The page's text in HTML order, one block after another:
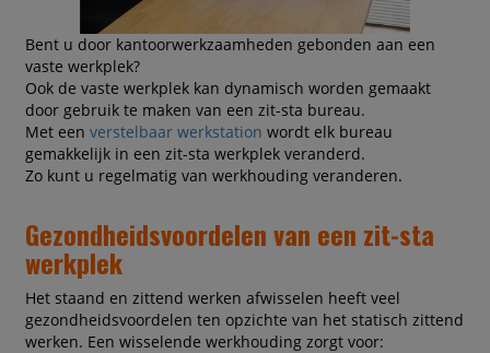
Bent u door kantoorwerkzaamheden gebonden aan een
vaste werkplek?
Ook de vaste werkplek kan dynamisch worden gemaakt
door gebruik te maken van een zit-sta bureau.
Met een verstelbaar werkstation wordt elk bureau
gemakkelijk in een zit-sta werkplek veranderd.
Zo kunt u regelmatig van werkhouding veranderen.
Gezondheidsvoordelen van een zit-sta
werkplek
Het staand en zittend werken afwisselen heeft veel
gezondheidsvoordelen ten opzichte van het statisch zittend
werken. Een wisselende werkhouding zorgt voor: